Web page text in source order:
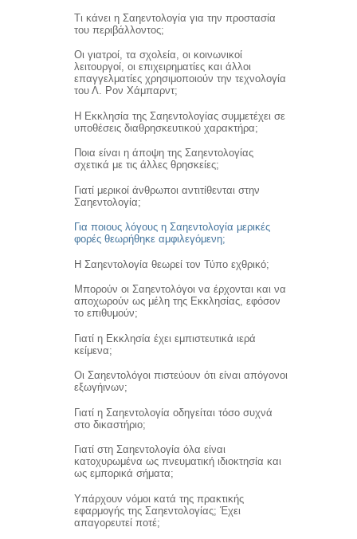
Τι κάνει η Σαηεντολογία για την προστασία
του περιβάλλοντος;
Οι γιατροί, τα σχολεία, οι κοινωνικοί
λειτουργοί, οι επιχειρηματίες και άλλοι
επαγγελματίες χρησιμοποιούν την τεχνολογία
του Λ. Ρον Χάμπαρντ;
Η Εκκλησία της Σαηεντολογίας συμμετέχει σε
υποθέσεις διαθρησκευτικού χαρακτήρα;
Ποια είναι η άποψη της Σαηεντολογίας
σχετικά με τις άλλες θρησκείες;
Γιατί μερικοί άνθρωποι αντιτίθενται στην
Σαηεντολογία;
Για ποιους λόγους η Σαηεντολογία μερικές
φορές θεωρήθηκε αμφιλεγόμενη;
Η Σαηεντολογία θεωρεί τον Τύπο εχθρικό;
Μπορούν οι Σαηεντολόγοι να έρχονται και να
αποχωρούν ως μέλη της Εκκλησίας, εφόσον
το επιθυμούν;
Γιατί η Εκκλησία έχει εμπιστευτικά ιερά
κείμενα;
Οι Σαηεντολόγοι πιστεύουν ότι είναι απόγονοι
εξωγήινων;
Γιατί η Σαηεντολογία οδηγείται τόσο συχνά
στο δικαστήριο;
Γιατί στη Σαηεντολογία όλα είναι
κατοχυρωμένα ως πνευματική ιδιοκτησία και
ως εμπορικά σήματα;
Υπάρχουν νόμοι κατά της πρακτικής
εφαρμογής της Σαηεντολογίας; Έχει
απαγορευτεί ποτέ;